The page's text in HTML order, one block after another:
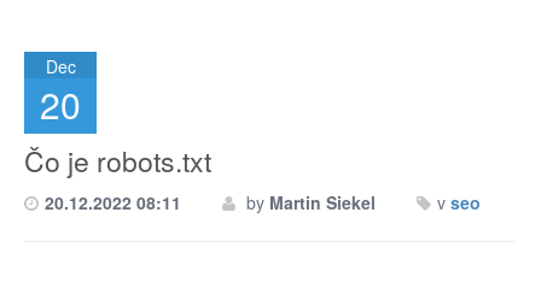
Dec
20
Čo je robots.txt
20.12.2022 08:11 by Martin Siekel v seo